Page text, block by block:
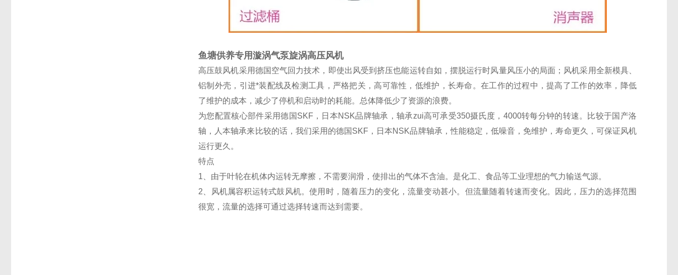
鱼塘供养专用漩涡气泵旋涡高压风机
高压鼓风机采用德国空气回力技术，即使出风受到挤压也能运转自如，摆脱运行时风量风压小的局面；风机采用全新模具、
铝制外壳，引进*装配线及检测工具，严格把关，高可靠性，低维护，长寿命。在工作的过程中，提高了工作的效率，降低
了维护的成本，减少了停机和启动时的耗能。总体降低少了资源的浪费。
为您配置核心部件采用德国 SKF，日本NSK品牌轴承，轴承zui高可承受350摄氏度，4000转每分钟的转速。比较于国产洛
轴，人本轴承来比较的话，我们采用的德国SKF，日本NSK品牌轴承，性能稳定，低噪音，免维护，寿命更久，可保证风机
运行更久。
特点
1、由于叶轮在机体内运转无摩擦，不需要润滑，使排出的气体不含油。是化工、食品等工业理想的气力输送气源。
2、风机属容积运转式鼓风机。使用时，随着压力的变化，流量变动甚小。但流量随着转速而变化。因此，压力的选择范围
很宽，流量的选择可通过选择转速而达到需要。